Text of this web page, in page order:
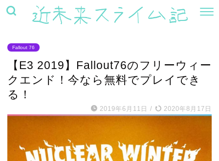
Fallout 76
【E3 2019】Fallout76のフリーウィー
クエンド！今なら無料でプレイでき
る！
2019年6月11日 / 2020年8月17日